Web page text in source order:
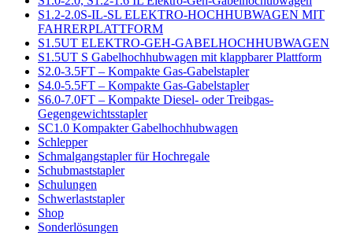
S1.2-2.0S-IL-SL ELEKTRO-HOCHHUBWAGEN MIT
FAHRERPLATTFORM
S1.5UT ELEKTRO-GEH-GABELHOCHHUBWAGEN
S1.5UT S Gabelhochhubwagen mit klappbarer Plattform
S2.0-3.5FT – Kompakte Gas-Gabelstapler
S4.0-5.5FT – Kompakte Gas-Gabelstapler
S6.0-7.0FT – Kompakte Diesel- oder Treibgas-
Gegengewichtsstapler
SC1.0 Kompakter Gabelhochhubwagen
Schlepper
Schmalgangstapler für Hochregale
Schubmaststapler
Schulungen
Schwerlaststapler
Shop
Sonderlösungen